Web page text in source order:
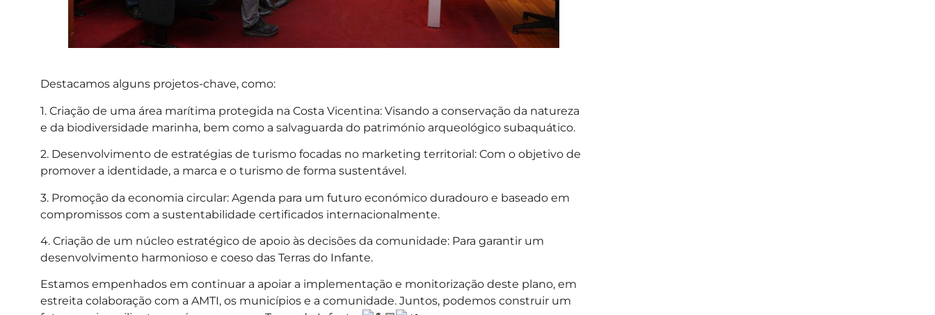
Destacamos alguns projetos-chave, como:
1. Criação de uma área marítima protegida na Costa Vicentina: Visando a conservação da natureza
e da biodiversidade marinha, bem como a salvaguarda do património arqueológico subaquático.
2. Desenvolvimento de estratégias de turismo focadas no marketing territorial: Com o objetivo de
promover a identidade, a marca e o turismo de forma sustentável.
3. Promoção da economia circular: Agenda para um futuro económico duradouro e baseado em
compromissos com a sustentabilidade certificados internacionalmente.
4. Criação de um núcleo estratégico de apoio às decisões da comunidade: Para garantir um
desenvolvimento harmonioso e coeso das Terras do Infante.
Estamos empenhados em continuar a apoiar a implementação e monitorização deste plano, em
estreita colaboração com a AMTI, os municípios e a comunidade. Juntos, podemos construir um